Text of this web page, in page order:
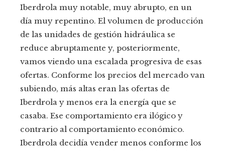
Iberdrola muy notable, muy abrupto, en un
día muy repentino. El volumen de producción
de las unidades de gestión hidráulica se
reduce abruptamente y, posteriormente,
vamos viendo una escalada progresiva de esas
ofertas. Conforme los precios del mercado van
subiendo, más altas eran las ofertas de
Iberdrola y menos era la energía que se
casaba. Ese comportamiento era ilógico y
contrario al comportamiento económico.
Iberdrola decidía vender menos conforme los